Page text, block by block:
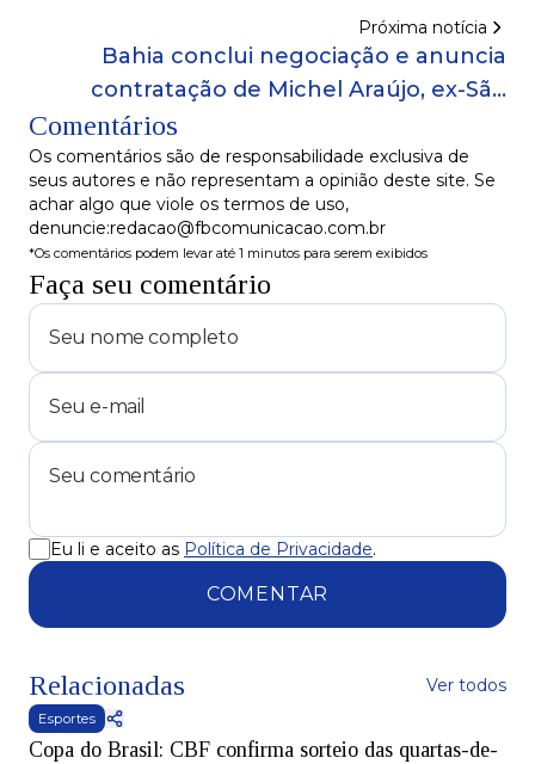
Próxima notícia
Bahia conclui negociação e anuncia
contratação de Michel Araújo, ex-São
Comentários
Os comentários são de responsabilidade exclusiva de
seus autores e não representam a opinião deste site. Se
achar algo que viole os termos de uso,
denuncie:redacao@fbcomunicacao.com.br
*Os comentários podem levar até 1 minutos para serem exibidos
Faça seu comentário
Eu li e aceito as Política de Privacidade.
COMENTAR
Relacionadas Ver todos
Esportes
Copa do Brasil: CBF confirma sorteio das quartas-de-